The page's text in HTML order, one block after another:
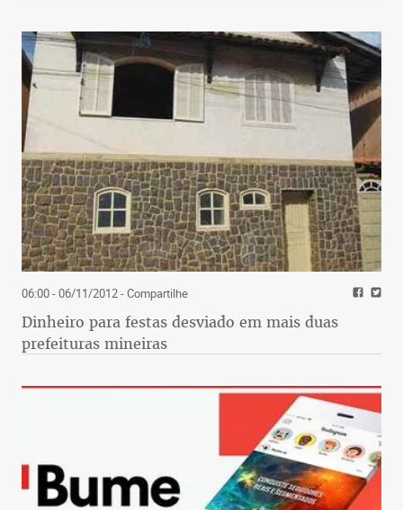
06:00 - 06/11/2012- Compartilhe
Dinheiro para festas desviado em mais duas
prefeituras mineiras